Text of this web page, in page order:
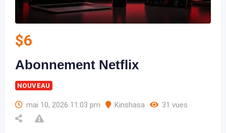
$6
Abonnement Netflix
NOUVEAU
mai 10, 2026 11:03 pm Kinshasa 31 vues